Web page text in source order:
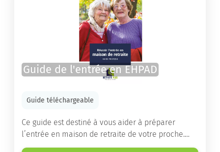
Guide de l'entrée en EHPAD
Guide téléchargeable
Ce guide est destiné à vous aider à préparer
l’entrée en maison de retraite de votre proche.
Vous y trouverez un panorama des différents types